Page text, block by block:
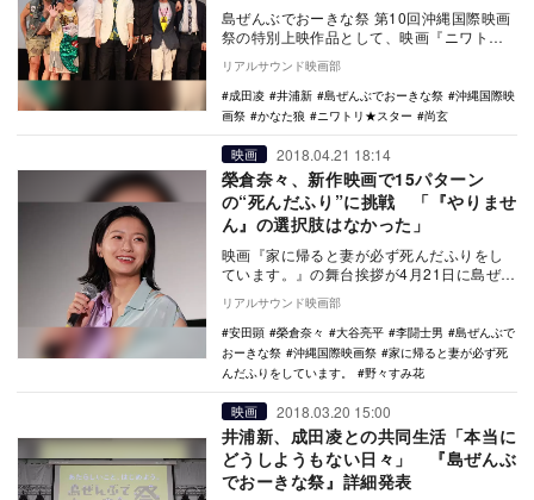
島ぜんぶでおーきな祭 第10回沖縄国際映画
祭の特別上映作品として、映画『ニワトリ
★スター』の上映が4月21日に沖縄・桜坂劇
場で行…
リアルサウンド映画部
成田凌
井浦新 島ぜんぶでおーきな祭
沖縄国際映
画祭
かなた狼 ニワトリ★スター 尚玄
映画 2018.04.21 18:14
榮倉奈々、新作映画で15パターン
の“死んだふり”に挑戦 「『やりませ
ん』の選択肢はなかった」
映画『家に帰ると妻が必ず死んだふりをし
ています。』の舞台挨拶が4月21日に島ぜん
ぶでおーきな祭 第10回沖縄国際映画祭にて
行われ…
リアルサウンド映画部
安田顕
榮倉奈々 大谷亮平 李闘士男
島ぜんぶで
おーきな祭
沖縄国際映画祭
家に帰ると妻が必ず死
んだふりをしています。
野々すみ花
映画 2018.03.20 15:00
井浦新、成田凌との共同生活「本当に
どうしようもない日々」 『島ぜんぶ
でおーきな祭』詳細発表